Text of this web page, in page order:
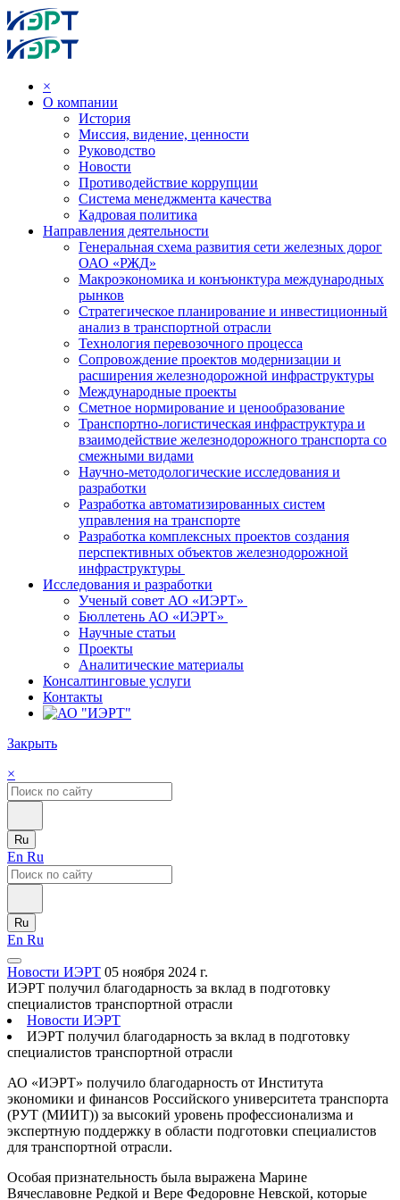
×
О компании
История
Миссия, видение, ценности
Руководство
Новости
Противодействие коррупции
Система менеджмента качества
Кадровая политика
Направления деятельности
Генеральная схема развития сети железных дорог
ОАО «РЖД»
Макроэкономика и конъюнктура международных
рынков
Стратегическое планирование и инвестиционный
анализ в транспортной отрасли
Технология перевозочного процесса
Сопровождение проектов модернизации и
расширения железнодорожной инфраструктуры
Международные проекты
Сметное нормирование и ценообразование
Транспортно-логистическая инфраструктура и
взаимодействие железнодорожного транспорта со
смежными видами
Научно-методологические исследования и
разработки
Разработка автоматизированных систем
управления на транспорте
Разработка комплексных проектов создания
перспективных объектов железнодорожной
инфраструктуры
Исследования и разработки
Ученый совет АО «ИЭРТ»
Бюллетень АО «ИЭРТ»
Научные статьи
Проекты
Аналитические материалы
Консалтинговые услуги
Контакты
Закрыть
×
Ru
En Ru
Ru
En Ru
Новости ИЭРТ 05 ноября 2024 г.
ИЭРТ получил благодарность за вклад в подготовку
специалистов транспортной отрасли
Новости ИЭРТ
ИЭРТ получил благодарность за вклад в подготовку
специалистов транспортной отрасли
АО «ИЭРТ» получило благодарность от Института
экономики и финансов Российского университета транспорта
(РУТ (МИИТ)) за высокий уровень профессионализма и
экспертную поддержку в области подготовки специалистов
для транспортной отрасли.
Особая признательность была выражена Марине
Вячеславовне Редкой и Вере Федоровне Невской, которые